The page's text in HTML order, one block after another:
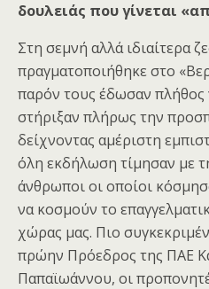
δουλειάς που γίνεται
Στη σεμνή αλλά ιδιαίτερα
πραγματοποιήθηκε στο
παρόν τους έδωσαν πλήθος
στήριξαν πλήρως την
δείχνοντας αμέριστη
όλη εκδήλωση τίμησαν με
άνθρωποι οι οποίοι
να κοσμούν το
χώρας μας. Πιο
πρώην Πρόεδρος της ΠΑΕ
Παπαϊωάννου, οι